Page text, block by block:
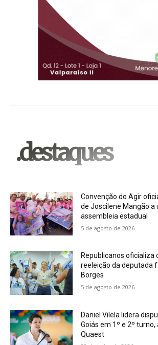
.destaques
Convenção do Agir
de Joscilene Mangão a
assembleia estadual
5 de agosto de 2026
Republicanos oficializa
reeleição da deputada
Borges
5 de agosto de 2026
Daniel Vilela lidera
Goiás em 1º e 2º
Quaest